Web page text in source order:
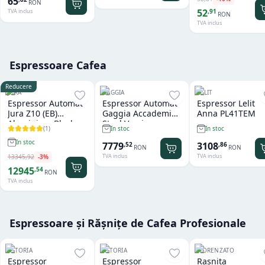
RON
TVA inclus 52,91 RON
TVA inclus
Espressoare Cafea
Reducere
JURA
Espressor Automat
Jura Z10 (EB)
Aluminium Black
(1)
In stoc
13345,92 -3%
12945,54 RON
TVA inclus
GAGGIA
Espressor Automat
Gaggia Accademia
Steel Version
In stoc
7779,52 RON
TVA inclus
LELIT
Espressor Lelit
Anna PL41TEM
In stoc
3108,86 RON
TVA inclus
Espressoare și Rășnițe de Cafea Profesionale
ASTORIA
Espressor
ASTORIA
Espressor
FIORENZATO
Rasnita